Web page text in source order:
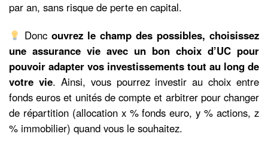
par an, sans risque de perte en capital.
Doncouvrez le champ des possibles, choisissez
une assurance vie avec un bon choix d’UC pour
pouvoir adapter vos investissements tout au long de
votre vie. Ainsi, vous pourrez investir au choix entre
fonds euros et unités de compte et arbitrer pour changer
de répartition (allocation x % fonds euro, y % actions, z
% immobilier) quand vous le souhaitez.